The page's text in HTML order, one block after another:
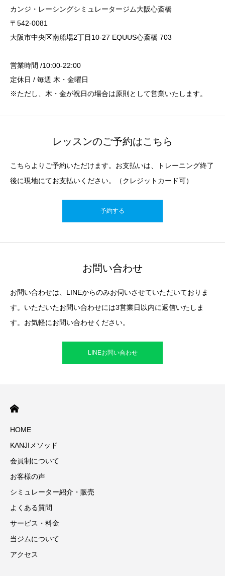
カンジ・レーシングシミュレータージム大阪心斎橋
〒542-0081
大阪市中央区南船場2丁目10-27 EQUUS心斎橋 703
営業時間 /10:00-22:00
定休日 / 毎週 木・金曜日
※ただし、木・金が祝日の場合は原則として営業いたします。
レッスンのご予約はこちら
こちらよりご予約いただけます。お支払いは、トレーニング終了
後に現地にてお支払いください。（クレジットカード可）
予約する
お問い合わせ
お問い合わせは、LINEからのみお伺いさせていただいておりま
す。いただいたお問い合わせには3営業日以内に返信いたしま
す。お気軽にお問い合わせください。
LINEお問い合わせ
HOME
KANJIメソッド
会員制について
お客様の声
シミュレーター紹介・販売
よくある質問
サービス・料金
当ジムについて
アクセス